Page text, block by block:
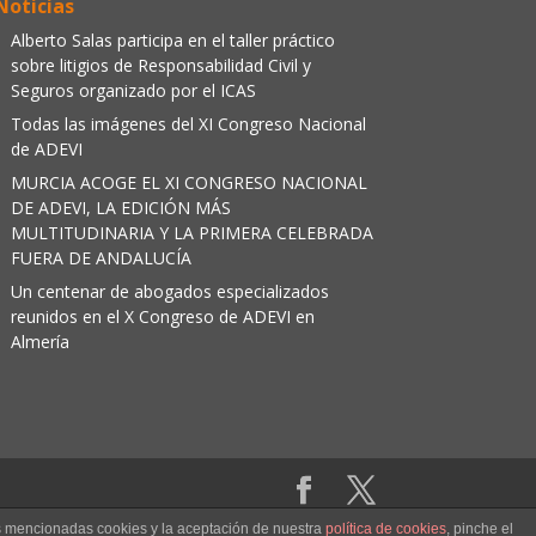
Alberto Salas participa en el taller práctico
sobre litigios de Responsabilidad Civil y
Seguros organizado por el ICAS
Todas las imágenes del XI Congreso Nacional
de ADEVI
MURCIA ACOGE EL XI CONGRESO NACIONAL
DE ADEVI, LA EDICIÓN MÁS
MULTITUDINARIA Y LA PRIMERA CELEBRADA
FUERA DE ANDALUCÍA
Un centenar de abogados especializados
reunidos en el X Congreso de ADEVI en
Almería
cookies y la aceptación de nuestra política de cookies, pinche el